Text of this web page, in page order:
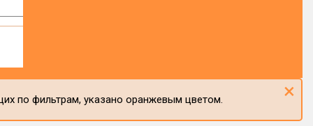
по фильтрам, указано оранжевым цветом. ×